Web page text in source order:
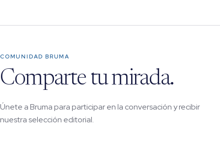
COMUNIDAD BRUMA
Comparte tu mirada.
Únete a Bruma para participar en la conversación y recibir
nuestra selección editorial.